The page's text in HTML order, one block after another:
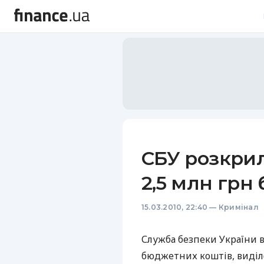
СБУ
2,5 млн грн
15.03.2010, 22:40 — Кримінал
Служба безпеки України
бюджетних коштів,